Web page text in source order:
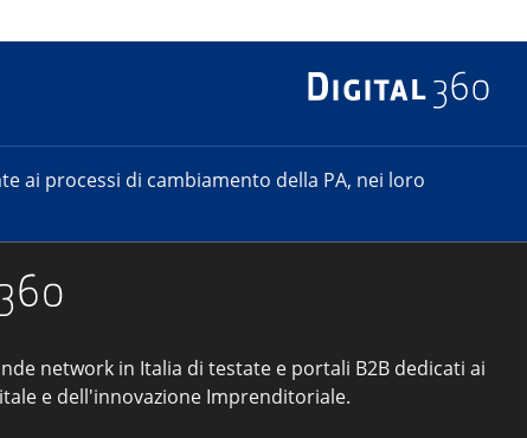
ai processi di cambiamento della PA, nei loro
network in Italia di testate e portali B2B dedicati ai
e dell'innovazione Imprenditoriale.